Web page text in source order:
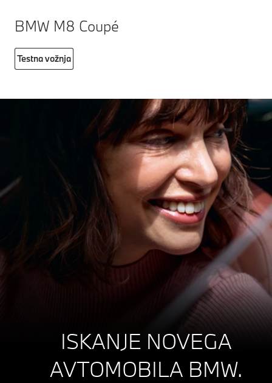
BMW M8 Coupé
Testna vožnja
ISKANJE NOVEGA
AVTOMOBILA BMW.